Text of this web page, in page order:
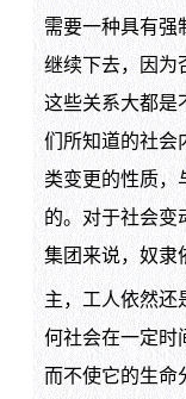
需要一种具有强
继续下去，因为
这些关系大都是
们所知道的社会
类变更的性质，
的。对于社会变
集团来说，奴隶
主，工人依然还
何社会在一定时
而不使它的生命